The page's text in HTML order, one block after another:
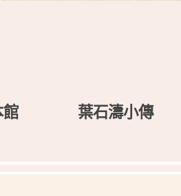
館 葉石濤小傳